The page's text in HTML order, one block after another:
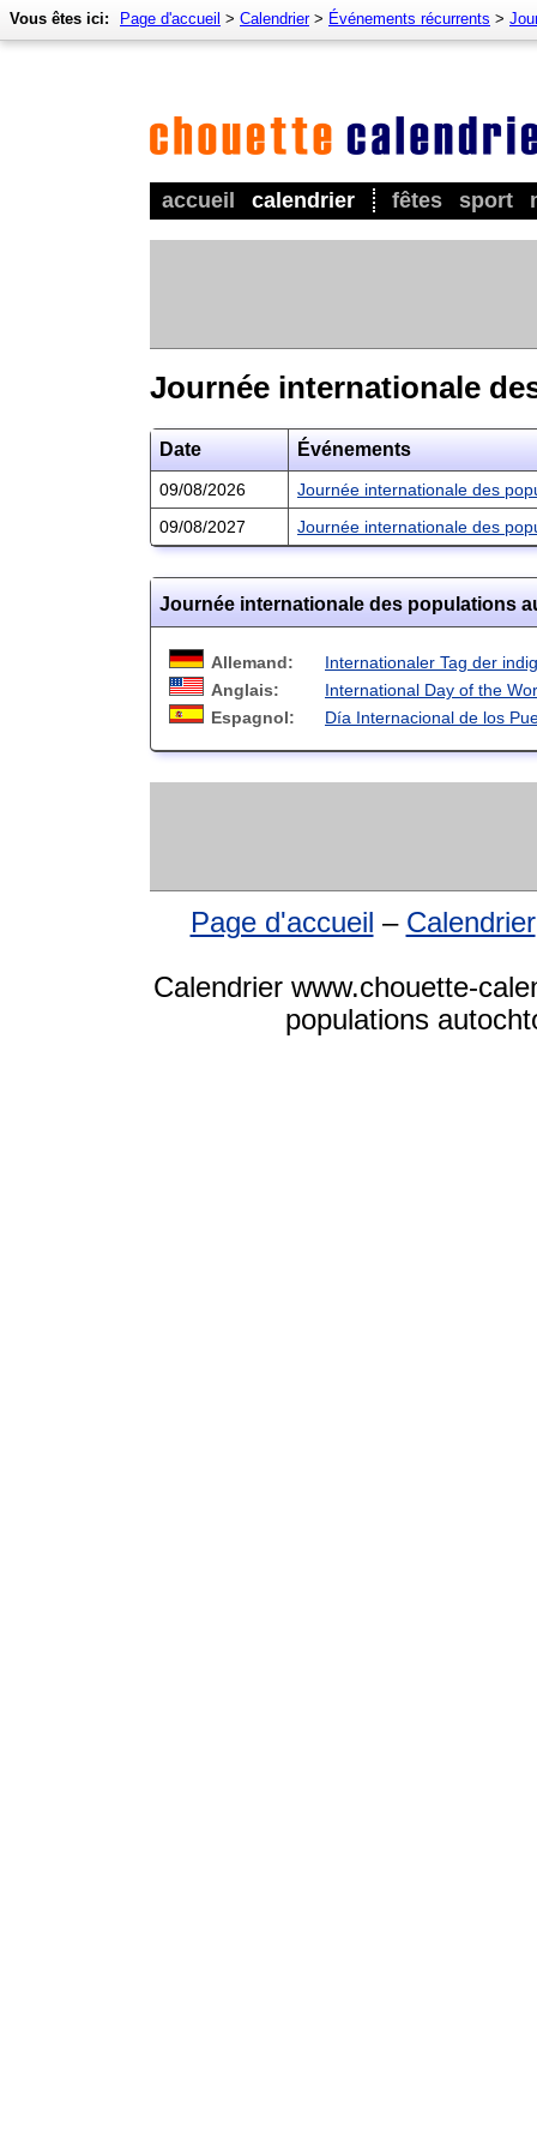
accueil calendrier fêtes sport
Vous êtes ici: Page d'accueil > Calendrier> Événements récurrents >
Journée internationale
Date Événements
09/08/2026
Journée internationale des
09/08/2027
Journée internationale des
Journée internationale des populations
Allemand:
Internationaler Tag der
Anglais:
International Day of the
Espagnol:
Día Internacional de los
Page d'accueil – Calendrier
Calendrier www.chouette-
populations